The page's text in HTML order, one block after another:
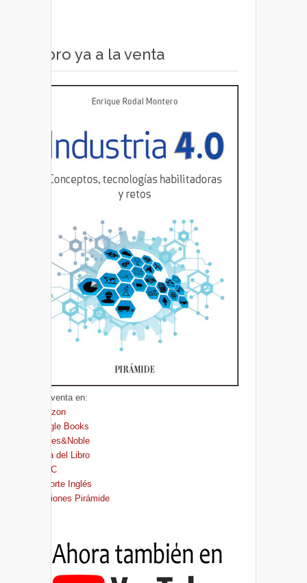
Libro ya a la venta
A la venta en:
Amazon
Google Books
Barnes&Noble
Casa del Libro
FNAC
El Corte Inglés
Ediciones Pirámide